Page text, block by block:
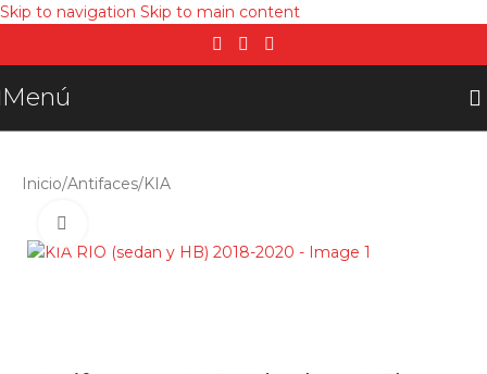
Skip to navigation Skip to main content
Menú
Inicio/Antifaces/KIA